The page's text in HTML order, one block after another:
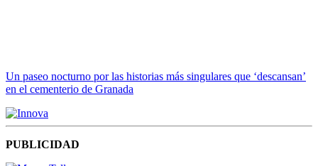
Un paseo nocturno por las historias más singulares que ‘descansan’
en el cementerio de Granada
PUBLICIDAD